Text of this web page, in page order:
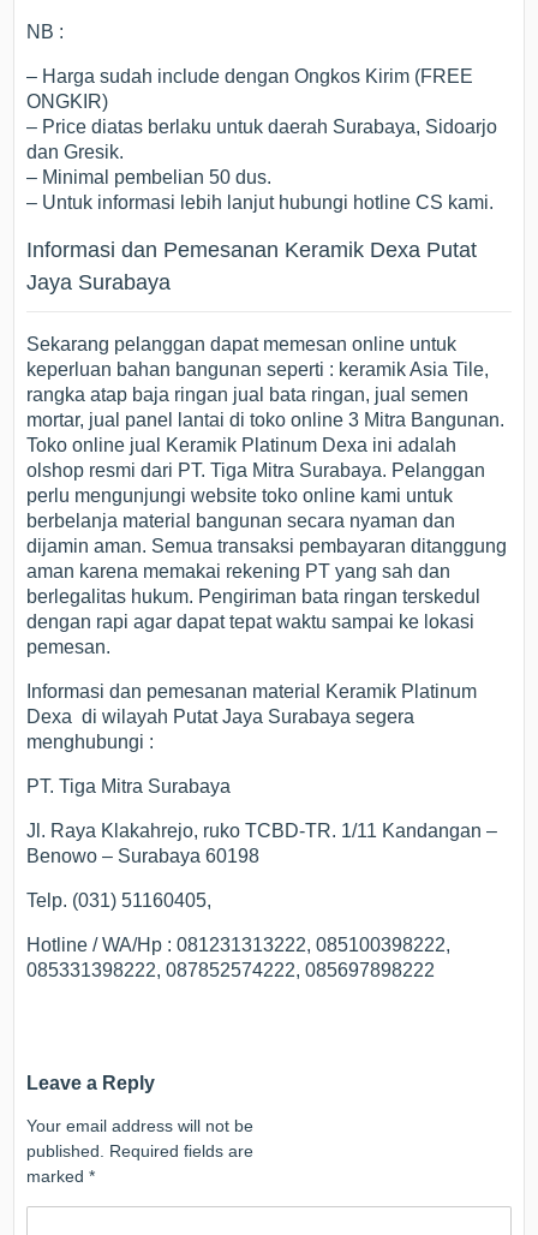
NB :
– Harga sudah include dengan Ongkos Kirim (FREE
ONGKIR)
– Price diatas berlaku untuk daerah Surabaya, Sidoarjo
dan Gresik.
– Minimal pembelian 50 dus.
– Untuk informasi lebih lanjut hubungi hotline CS kami.
Informasi dan Pemesanan Keramik Dexa Putat
Jaya Surabaya
Sekarang pelanggan dapat memesan online untuk
keperluan bahan bangunan seperti : keramik Asia Tile,
rangka atap baja ringan jual bata ringan, jual semen
mortar, jual panel lantai di toko online 3 Mitra Bangunan.
Toko online jual Keramik Platinum Dexa ini adalah
olshop resmi dari PT. Tiga Mitra Surabaya. Pelanggan
perlu mengunjungi website toko online kami untuk
berbelanja material bangunan secara nyaman dan
dijamin aman. Semua transaksi pembayaran ditanggung
aman karena memakai rekening PT yang sah dan
berlegalitas hukum. Pengiriman bata ringan terskedul
dengan rapi agar dapat tepat waktu sampai ke lokasi
pemesan.
Informasi dan pemesanan material Keramik Platinum
Dexa di wilayah Putat Jaya Surabaya segera
menghubungi :
PT. Tiga Mitra Surabaya
Jl. Raya Klakahrejo, ruko TCBD-TR. 1/11 Kandangan –
Benowo – Surabaya 60198
Telp. (031) 51160405,
Hotline / WA/Hp : 081231313222, 085100398222,
085331398222, 087852574222, 085697898222
Leave a Reply
Your email address will not be
published. Required fields are
marked*